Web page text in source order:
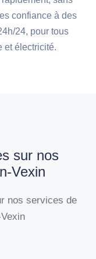
confiance à des
24, pour tous
et électricité.
sur nos
Vexin
nos services de